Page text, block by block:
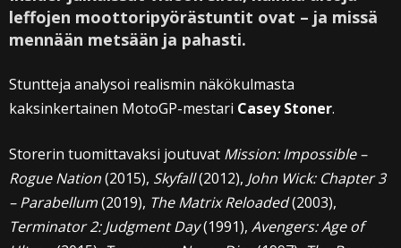
leffojen moottoripyörästuntit ovat – ja missä
mennään metsään ja pahasti.
Stuntteja analysoi realismin näkökulmasta
kaksinkertainen MotoGP-mestari Casey Stoner.
Storerin tuomittavaksi joutuvat Mission: Impossible –
Rogue Nation(2015), Skyfall(2012), John Wick: Chapter 3
– Parabellum(2019), The Matrix Reloaded(2003),
Terminator 2: Judgment Day(1991), Avengers: Age of